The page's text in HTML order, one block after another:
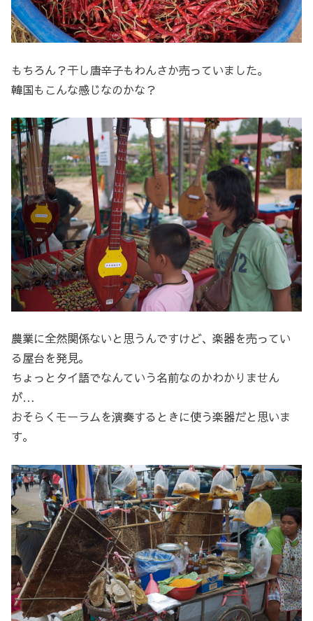
もちろん？干し唐辛子もわんさか売っていました。
韓国もこんな感じなのかな？
農業に全然関係ないと思うんですけど、楽器を売ってい
る屋台を発見。
ちょっとタイ語でなんていう名前なのかわかりません
が…
おそらくモーラムを演奏するときに使う楽器だと思いま
す。